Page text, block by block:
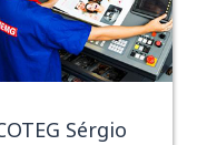
Sérgio